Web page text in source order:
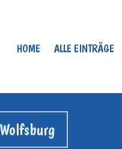
HOME ALLE EINTRÄGE